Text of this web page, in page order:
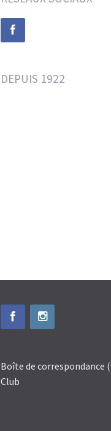
DEPUIS 1922
Boîte de correspondance
Club